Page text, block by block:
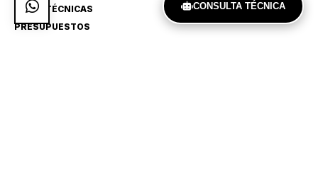
GUÍAS TÉCNICAS
PRESUPUESTOS
CONSULTA TÉCNICA